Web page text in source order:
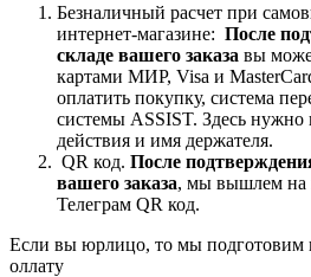
Безналичный расчет при
интернет-магазине: После
складе вашего заказа вы
картами МИР, Visa и
оплатить покупку, система
системы ASSIST. Здесь нужно
действия и имя держателя.
QR код. После
вашего заказа, мы вышлем на
Телеграм QR код.
Если вы юрлицо, то мы подготовим
оллату